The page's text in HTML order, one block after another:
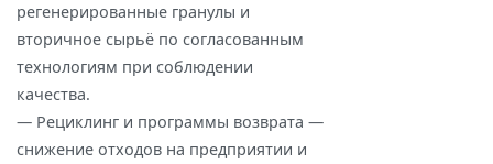
регенерированные гранулы и
вторичное сырьё по согласованным
технологиям при соблюдении
качества.
— Рециклинг и программы возврата —
снижение отходов на предприятии и